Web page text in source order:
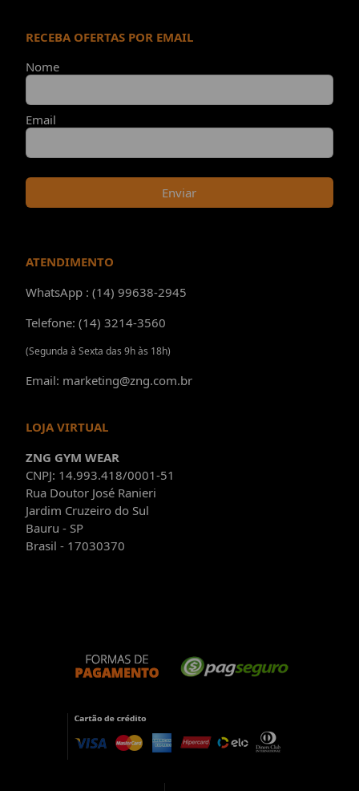
RECEBA OFERTAS POR EMAIL
Nome
Email
Enviar
ATENDIMENTO
WhatsApp : (14) 99638-2945
Telefone: (14) 3214-3560
(Segunda à Sexta das 9h às 18h)
Email: marketing@zng.com.br
LOJA VIRTUAL
ZNG GYM WEAR
CNPJ: 14.993.418/0001-51
Rua Doutor José Ranieri
Jardim Cruzeiro do Sul
Bauru - SP
Brasil - 17030370